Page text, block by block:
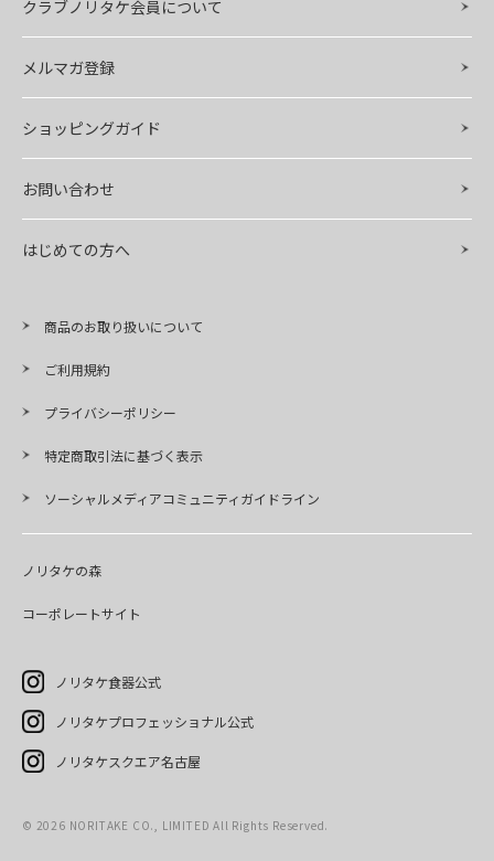
クラブノリタケ会員について
メルマガ登録
ショッピングガイド
お問い合わせ
はじめての方へ
商品のお取り扱いについて
ご利用規約
プライバシーポリシー
特定商取引法に基づく表示
ソーシャルメディアコミュニティガイドライン
ノリタケの森
コーポレートサイト
ノリタケ食器公式
ノリタケプロフェッショナル公式
ノリタケスクエア名古屋
© 2026 NORITAKE CO., LIMITED All Rights Reserved.